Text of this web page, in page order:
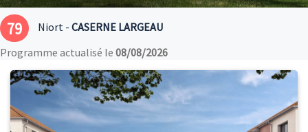
79 Niort - CASERNE LARGEAU
Programme actualisé le 08/08/2026